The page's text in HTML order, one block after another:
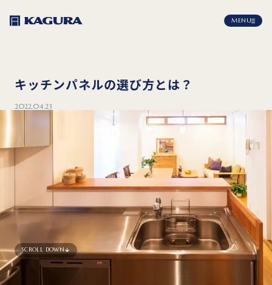
MENU
キッチンパネルの選び方とは？
2022.04.23
SCROLL DOWN